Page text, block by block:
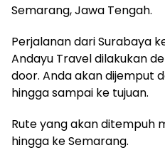
Semarang, Jawa Tengah.
Perjalanan dari Surabaya
Andayu Travel dilakukan
door. Anda akan dijemput
hingga sampai ke tujuan.
Rute yang akan ditempuh
hingga ke Semarang.